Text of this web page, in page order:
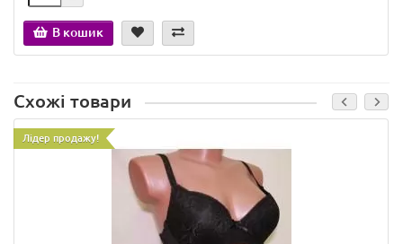
В кошик
Схожі товари
Лідер продажу!